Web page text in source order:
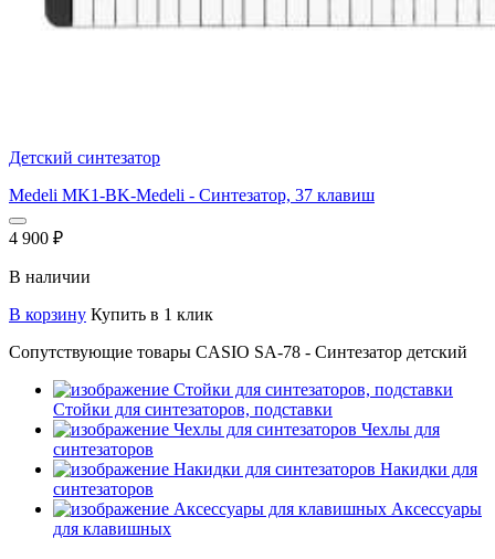
Детский синтезатор
Medeli MK1-BK-Medeli - Синтезатор, 37 клавиш
4 900 ₽
В наличии
В корзину Купить в 1 клик
Сопутствующие товары CASIO SA-78 - Синтезатор детский
Стойки для синтезаторов, подставки
Чехлы для
синтезаторов
Накидки для
синтезаторов
Аксессуары
для клавишных